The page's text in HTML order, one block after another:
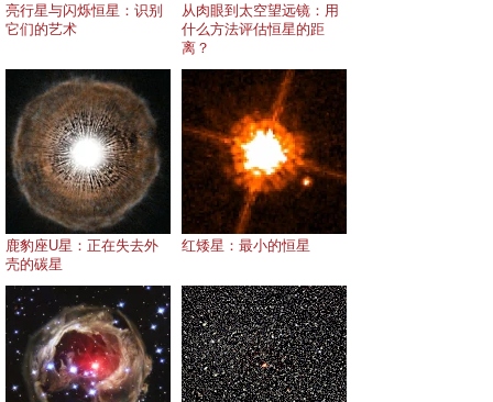
亮行星与闪烁恒星：识别
它们的艺术
从肉眼到太空望远镜：用
什么方法评估恒星的距
离？
鹿豹座U星：正在失去外
壳的碳星
红矮星：最小的恒星